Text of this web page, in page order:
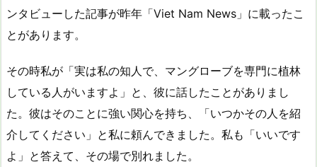
ンタビューした記事が昨年「Viet Nam News」に載ったこ
とがあります。
その時私が「実は私の知人で、マングローブを専門に植林
している人がいますよ」と、彼に話したことがありまし
た。彼はそのことに強い関心を持ち、「いつかその人を紹
介してください」と私に頼んできました。私も「いいです
よ」と答えて、その場で別れました。